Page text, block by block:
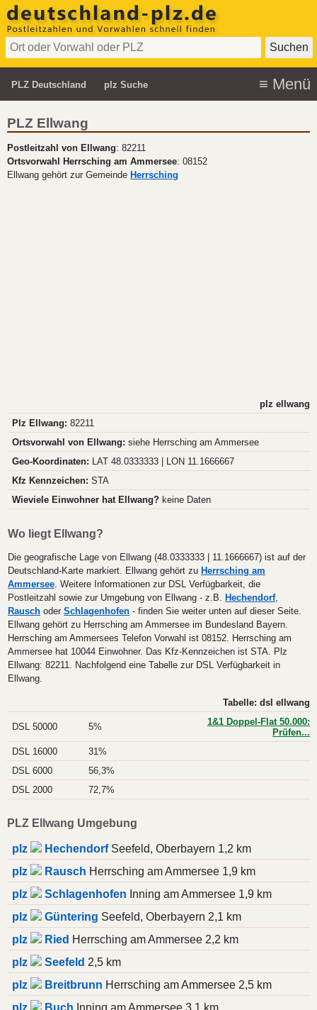
PLZ Deutschland plz Suche
PLZ Ellwang
Postleitzahl von Ellwang: 82211
Ortsvorwahl Herrsching am Ammersee: 08152
Ellwang gehört zur Gemeinde Herrsching
plz ellwang
Plz Ellwang: 82211
Ortsvorwahl von Ellwang: siehe Herrsching am Ammersee
Geo-Koordinaten: LAT 48.0333333 | LON 11.1666667
Kfz Kennzeichen: STA
Wieviele Einwohner hat Ellwang? keine Daten
Wo liegt Ellwang?
Die geografische Lage von Ellwang (48.0333333 | 11.1666667) ist auf der
Deutschland-Karte markiert. Ellwang gehört zu Herrsching am
Ammersee. Weitere Informationen zur DSL Verfügbarkeit, die
Postleitzahl sowie zur Umgebung von Ellwang - z.B. Hechendorf,
Rausch oder Schlagenhofen - finden Sie weiter unten auf dieser Seite.
Ellwang gehört zu Herrsching am Ammersee im Bundesland Bayern.
Herrsching am Ammersees Telefon Vorwahl ist 08152. Herrsching am
Ammersee hat 10044 Einwohner. Das Kfz-Kennzeichen ist STA. Plz
Ellwang: 82211. Nachfolgend eine Tabelle zur DSL Verfügbarkeit in
Ellwang.
Tabelle: dsl ellwang
DSL 50000 5%
1&1 Doppel-Flat 50.000:
Prüfen...
DSL 16000
31%
DSL 6000
56,3%
DSL 2000
72,7%
PLZ Ellwang Umgebung
plz HechendorfSeefeld, Oberbayern 1,2 km
plz
Rausch Herrsching am Ammersee 1,9 km
plz
Schlagenhofen Inning am Ammersee 1,9 km
plz
Güntering Seefeld, Oberbayern 2,1 km
plz
Ried Herrsching am Ammersee 2,2 km
plz
Seefeld 2,5 km
plz
Breitbrunn Herrsching am Ammersee 2,5 km